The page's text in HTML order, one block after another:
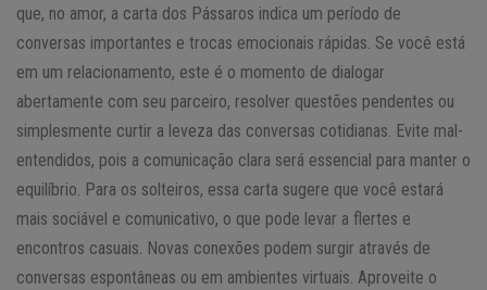
que, no amor, a carta dos Pássaros indica um período de
conversas importantes e trocas emocionais rápidas. Se você está
em um relacionamento, este é o momento de dialogar
abertamente com seu parceiro, resolver questões pendentes ou
simplesmente curtir a leveza das conversas cotidianas. Evite mal-
entendidos, pois a comunicação clara será essencial para manter o
equilíbrio. Para os solteiros, essa carta sugere que você estará
mais sociável e comunicativo, o que pode levar a flertes e
encontros casuais. Novas conexões podem surgir através de
conversas espontâneas ou em ambientes virtuais. Aproveite o